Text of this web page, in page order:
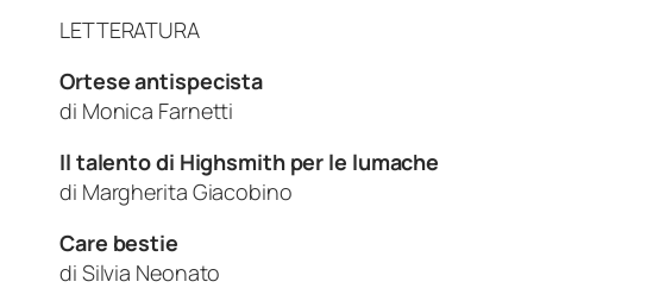
LETTERATURA
Ortese antispecista
di Monica Farnetti
Il talento di Highsmith per le lumache
di Margherita Giacobino
Care bestie
di Silvia Neonato